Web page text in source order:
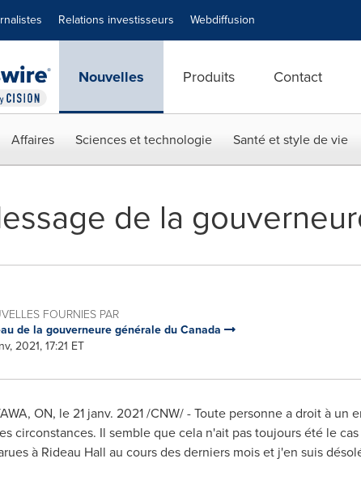
Relations investisseurs Webdiffusion
Nouvelles Produits Contact
Affaires Sciences et technologie Santé et style de vie
de la
FOURNIES PAR
de la gouverneure générale du Canada
2021, 17:21 ET
ON, le 21 janv. 2021 /CNW/ - Toute personne a droit à
circonstances. Il semble que cela n'ait pas toujours été le
à Rideau Hall au cours des derniers mois et j'en suis